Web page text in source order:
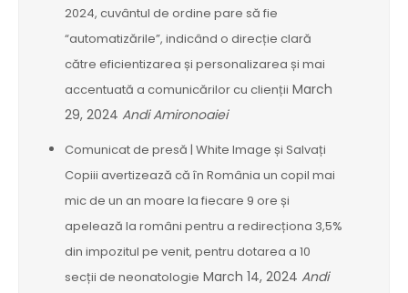
2024, cuvântul de ordine pare să fie
“automatizările”, indicând o direcție clară
către eficientizarea și personalizarea și mai
accentuată a comunicărilor cu clienții March
29, 2024 Andi Amironoaiei
Comunicat de presă | White Image și Salvați
Copiii avertizează că în România un copil mai
mic de un an moare la fiecare 9 ore și
apelează la români pentru a redirecționa 3,5%
din impozitul pe venit, pentru dotarea a 10
secții de neonatologie March 14, 2024 Andi